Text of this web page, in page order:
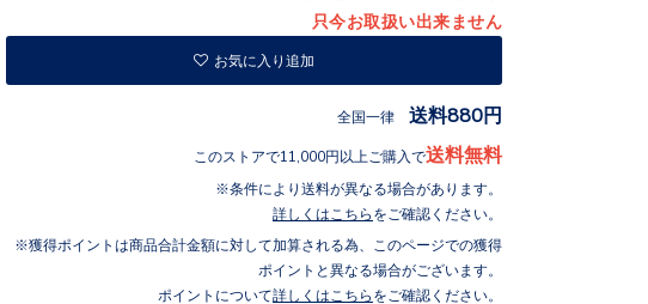
只今お取扱い出来ません
お気に入り追加
全国一律 送料880円
このストアで11,000円以上ご購入で送料無料
条件により送料が異なる場合があります。
詳しくはこちら をご確認ください。
獲得ポイントは商品合計金額に対して加算される為、このページでの獲得
ポイントと異なる場合がございます。
ポイントについて詳しくはこちら をご確認ください。